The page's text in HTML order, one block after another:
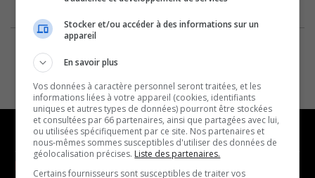
NOUVELLES MUSIQUE
Stocker et/ou accéder à des informations sur un
appareil
En savoir plus
Vos données à caractère personnel seront traitées, et les
informations liées à votre appareil (cookies, identifiants
uniques et autres types de données) pourront être stockées
et consultées par 66 partenaires, ainsi que partagées avec lui,
ou utilisées spécifiquement par ce site. Nos partenaires et
nous-mêmes sommes susceptibles d'utiliser des données de
géolocalisation précises. Liste des partenaires.
Certains fournisseurs sont susceptibles de traiter vos